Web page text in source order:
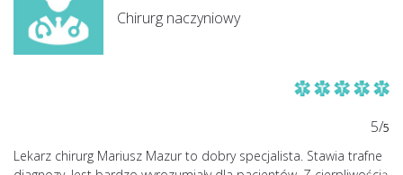
Chirurg naczyniowy
5/5
Lekarz chirurg Mariusz Mazur to dobry specjalista. Stawia trafne